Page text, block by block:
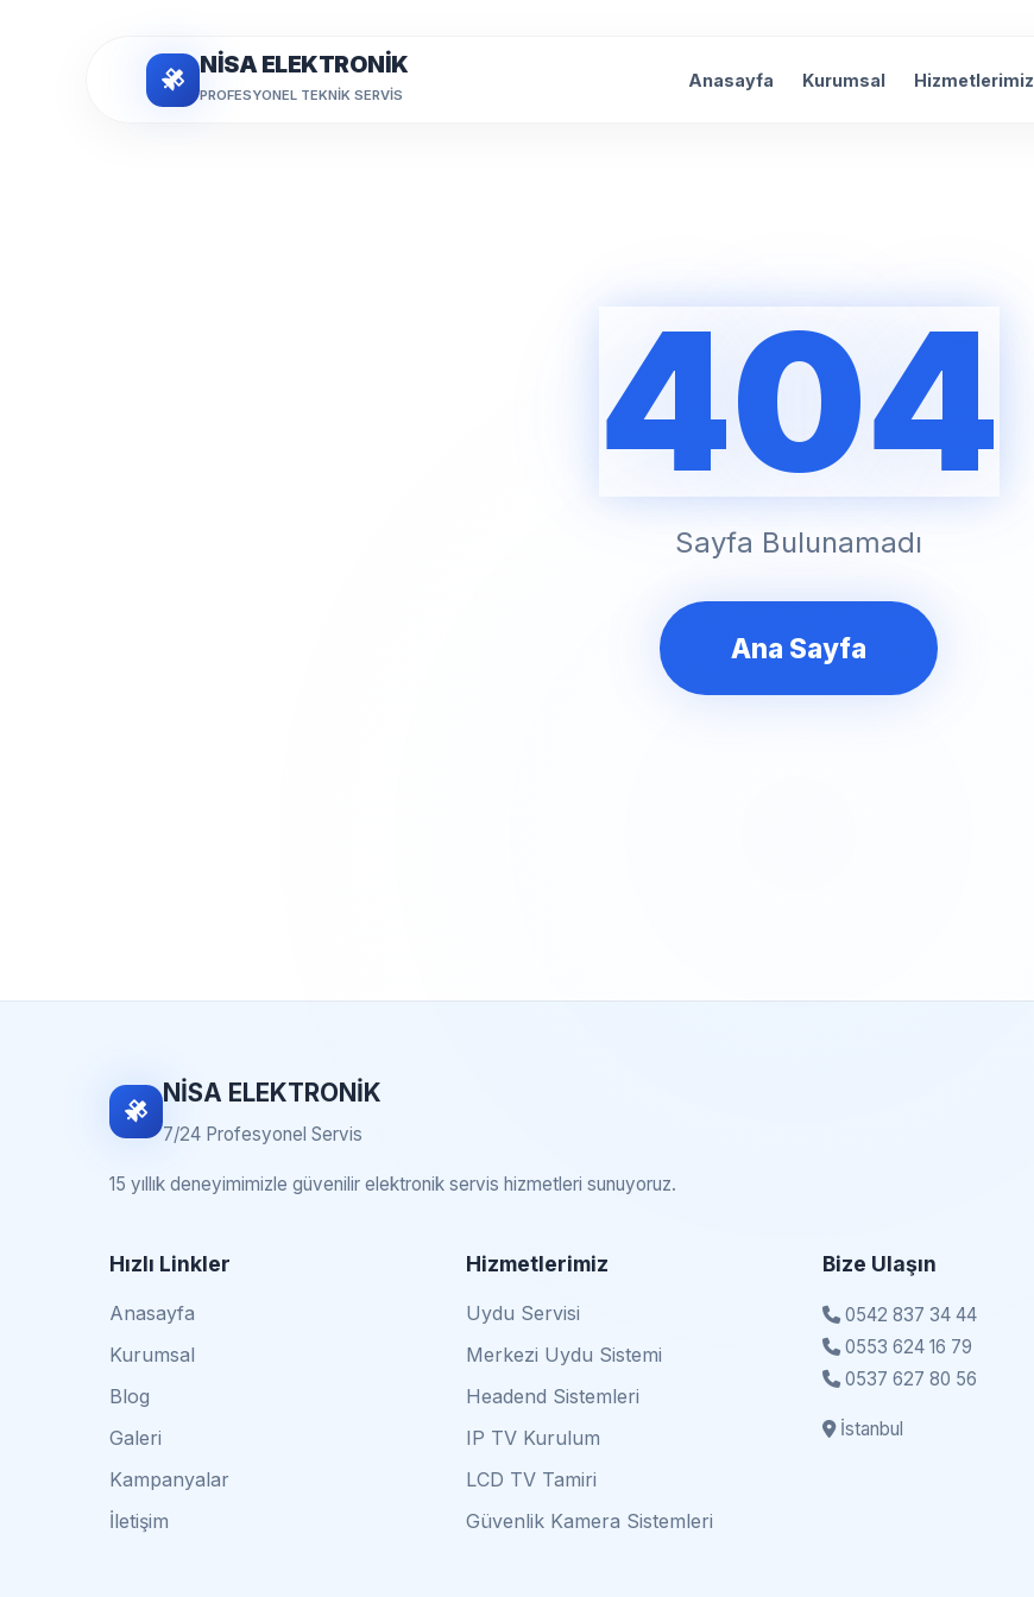
NİSA ELEKTRONİK
PROFESYONEL TEKNIK SERVIS
Anasayfa Kurumsal Hizmetlerimiz
404
Sayfa Bulunamadı
Ana Sayfa
NİSA ELEKTRONİK
7/24 Profesyonel Servis
15 yıllık deneyimimizle güvenilir elektronik servis hizmetleri sunuyoruz.
Hızlı Linkler
Anasayfa
Kurumsal
Blog
Galeri
Kampanyalar
İletişim
Hizmetlerimiz
Uydu Servisi
Merkezi Uydu Sistemi
Headend Sistemleri
IP TV Kurulum
LCD TV Tamiri
Güvenlik Kamera Sistemleri
Bize Ulaşın
0542 837 34 44
0553 624 16 79
0537 627 80 56
İstanbul